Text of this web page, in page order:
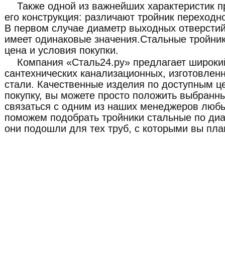
Также одной из важнейших характеристик
его конструкция: различают тройник
В первом случае диаметр выходных
имеет одинаковые значения.Стальные
цена и условия покупки.
Компания «Сталь24.ру» предлагает
сантехнических канализационных,
стали. Качественные изделия по доступным
покупку, вы можете просто положить
связаться с одним из наших менеджеров
поможем подобрать тройники стальные по
они подошли для тех труб, с которыми вы